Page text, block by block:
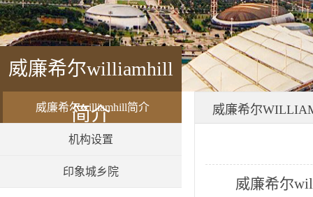
​威廉希尔williamhill
简介
​威廉希尔williamhill简介
机构设置
印象城乡院
威廉希尔
威廉希尔